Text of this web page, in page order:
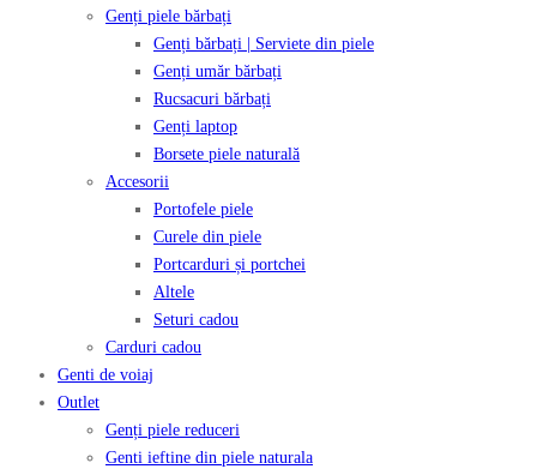
Genți piele bărbați
Genți bărbați | Serviete din piele
Genți umăr bărbați
Rucsacuri bărbați
Genți laptop
Borsete piele naturală
Accesorii
Portofele piele
Curele din piele
Portcarduri și portchei
Altele
Seturi cadou
Carduri cadou
Genti de voiaj
Outlet
Genți piele reduceri
Genti ieftine din piele naturala